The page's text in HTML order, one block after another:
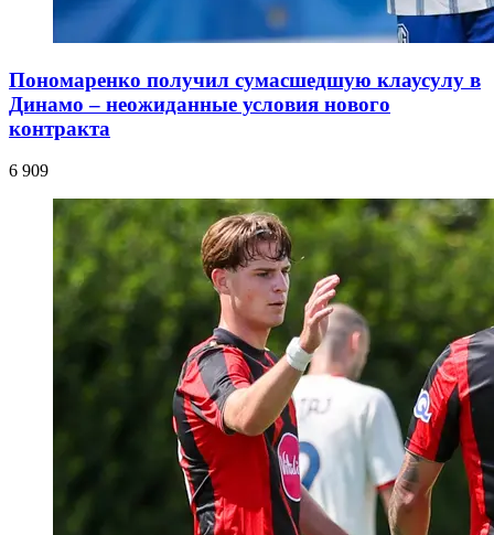
Пономаренко получил сумасшедшую клаусулу в
Динамо – неожиданные условия нового
контракта
6 909